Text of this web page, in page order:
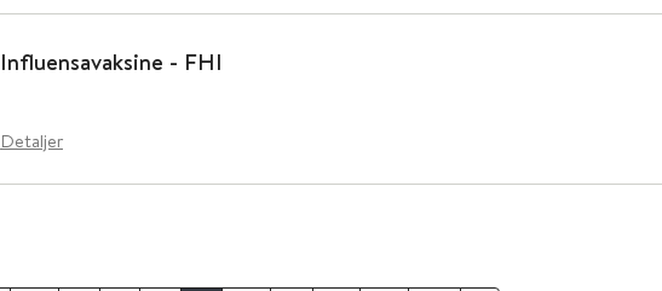
Influensavaksine - FHI
Detaljer